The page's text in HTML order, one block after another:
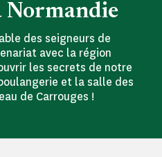
Normandie
des seigneurs de
avec la région
les secrets de notre
et la salle des
de Carrouges !